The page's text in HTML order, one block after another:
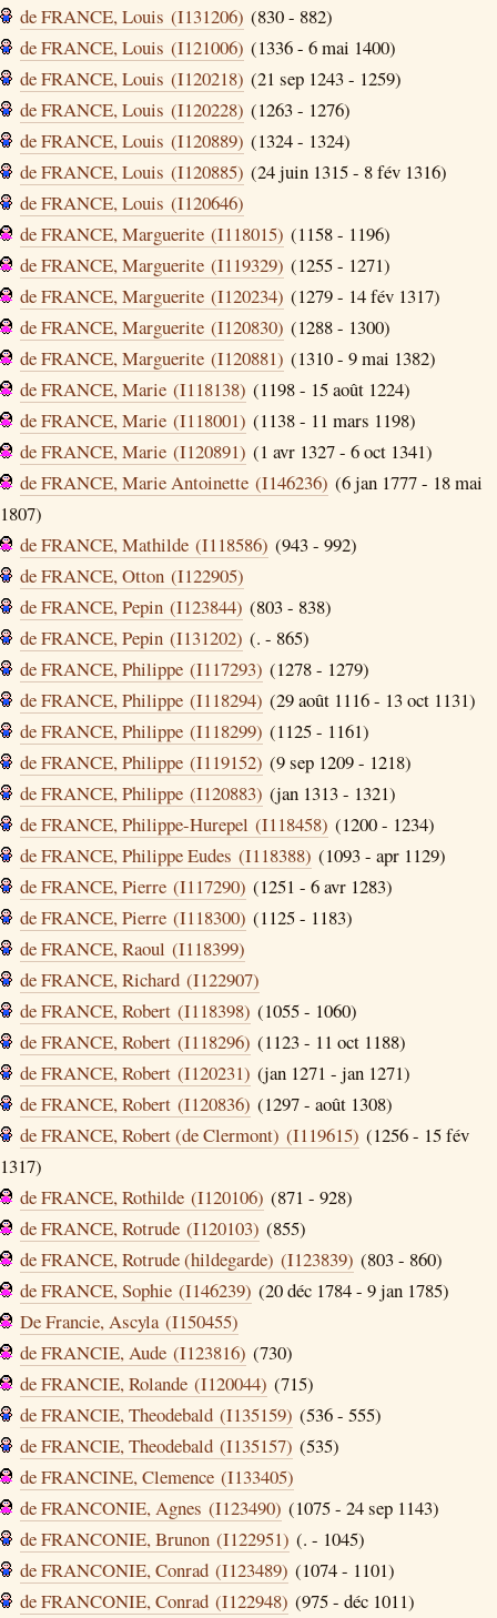
de FRANCE, Louis (I131206) (830 - 882)
de FRANCE, Louis (I121006) (1336 - 6 mai 1400)
de FRANCE, Louis (I120218) (21 sep 1243 - 1259)
de FRANCE, Louis (I120228) (1263 - 1276)
de FRANCE, Louis (I120889) (1324 - 1324)
de FRANCE, Louis (I120885) (24 juin 1315 - 8 fév 1316)
de FRANCE, Louis (I120646)
de FRANCE, Marguerite (I118015) (1158 - 1196)
de FRANCE, Marguerite (I119329) (1255 - 1271)
de FRANCE, Marguerite (I120234) (1279 - 14 fév 1317)
de FRANCE, Marguerite (I120830) (1288 - 1300)
de FRANCE, Marguerite (I120881) (1310 - 9 mai 1382)
de FRANCE, Marie (I118138) (1198 - 15 août 1224)
de FRANCE, Marie (I118001) (1138 - 11 mars 1198)
de FRANCE, Marie (I120891) (1 avr 1327 - 6 oct 1341)
de FRANCE, Marie Antoinette (I146236) (6 jan 1777 - 18 mai
1807)
de FRANCE, Mathilde (I118586) (943 - 992)
de FRANCE, Otton (I122905)
de FRANCE, Pepin (I123844) (803 - 838)
de FRANCE, Pepin (I131202) (. - 865)
de FRANCE, Philippe (I117293) (1278 - 1279)
de FRANCE, Philippe (I118294) (29 août 1116 - 13 oct 1131)
de FRANCE, Philippe (I118299) (1125 - 1161)
de FRANCE, Philippe (I119152) (9 sep 1209 - 1218)
de FRANCE, Philippe (I120883) (jan 1313 - 1321)
de FRANCE, Philippe-Hurepel (I118458) (1200 - 1234)
de FRANCE, Philippe Eudes (I118388) (1093 - apr 1129)
de FRANCE, Pierre (I117290) (1251 - 6 avr 1283)
de FRANCE, Pierre (I118300) (1125 - 1183)
de FRANCE, Raoul (I118399)
de FRANCE, Richard (I122907)
de FRANCE, Robert (I118398) (1055 - 1060)
de FRANCE, Robert (I118296) (1123 - 11 oct 1188)
de FRANCE, Robert (I120231) (jan 1271 - jan 1271)
de FRANCE, Robert (I120836) (1297 - août 1308)
de FRANCE, Robert (de Clermont) (I119615) (1256 - 15 fév
1317)
de FRANCE, Rothilde (I120106) (871 - 928)
de FRANCE, Rotrude (I120103) (855)
de FRANCE, Rotrude (hildegarde) (I123839) (803 - 860)
de FRANCE, Sophie (I146239) (20 déc 1784 - 9 jan 1785)
De Francie, Ascyla (I150455)
de FRANCIE, Aude (I123816) (730)
de FRANCIE, Rolande (I120044) (715)
de FRANCIE, Theodebald (I135159) (536 - 555)
de FRANCIE, Theodebald (I135157) (535)
de FRANCINE, Clemence (I133405)
de FRANCONIE, Agnes (I123490) (1075 - 24 sep 1143)
de FRANCONIE, Brunon (I122951) (. - 1045)
de FRANCONIE, Conrad (I123489) (1074 - 1101)
de FRANCONIE, Conrad (I122948) (975 - déc 1011)